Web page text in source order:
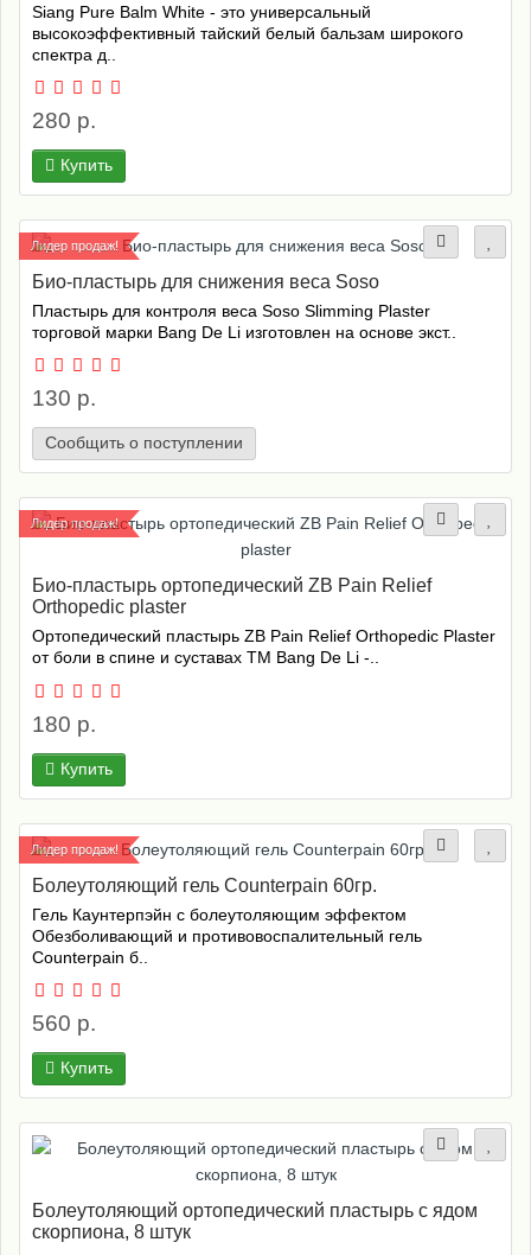
Siang Pure Balm White - это универсальный
высокоэффективный тайский белый бальзам широкого
спектра д..
280 р.
Купить
Лидер продаж!
Био-пластырь для снижения веса Soso
Пластырь для контроля веса Soso Slimming Plaster
торговой марки Bang De Li изготовлен на основе экст..
130 р.
Сообщить о поступлении
Лидер продаж!
Био-пластырь ортопедический ZB Pain Relief
Orthopedic plaster
Ортопедический пластырь ZB Pain Relief Orthopedic Plaster
от боли в спине и суставах ТМ Bang De Li -..
180 р.
Купить
Лидер продаж!
Болеутоляющий гель Counterpain 60гр.
Гель Каунтерпэйн с болеутоляющим эффектом
Обезболивающий и противовоспалительный гель
Counterpain б..
560 р.
Купить
Болеутоляющий ортопедический пластырь с ядом
скорпиона, 8 штук